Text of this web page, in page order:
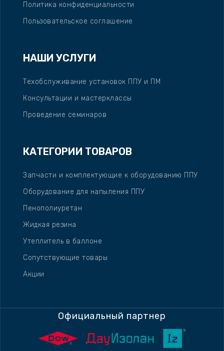
Политика конфиденциальности
Пользовательское соглашение
НАШИ УСЛУГИ
Техобслуживание установок ППУ и ПМ
Консультации и мастерклассы
Проведение семинаров
КАТЕГОРИИ ТОВАРОВ
Запчасти и комплектующие к оборудованию ППУ
Оборудование для напыления ППУ
Пенополиуретан
Жидкая резина
Утеплитель в баллоне
Сопутствующие товары
Акции
Официальный партнер